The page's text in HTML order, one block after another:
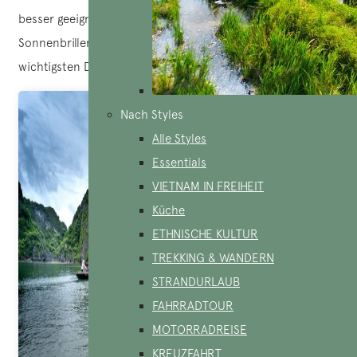
Nach Styles
Alle Styles
Essentials
VIETNAM IN FREIHEIT
Küche
ETHNISCHE KULTUR
TREKKING & WANDERN
STRANDURLAUB
FAHRRADTOUR
MOTORRADREISE
KREUZFAHRT
besser geeignet. Vergessen Sie nicht, Accessoires wie Hüte,
Sonnenbrillen und Sonnencreme auf Ihre Liste der
wichtigsten Dinge zu setzen.